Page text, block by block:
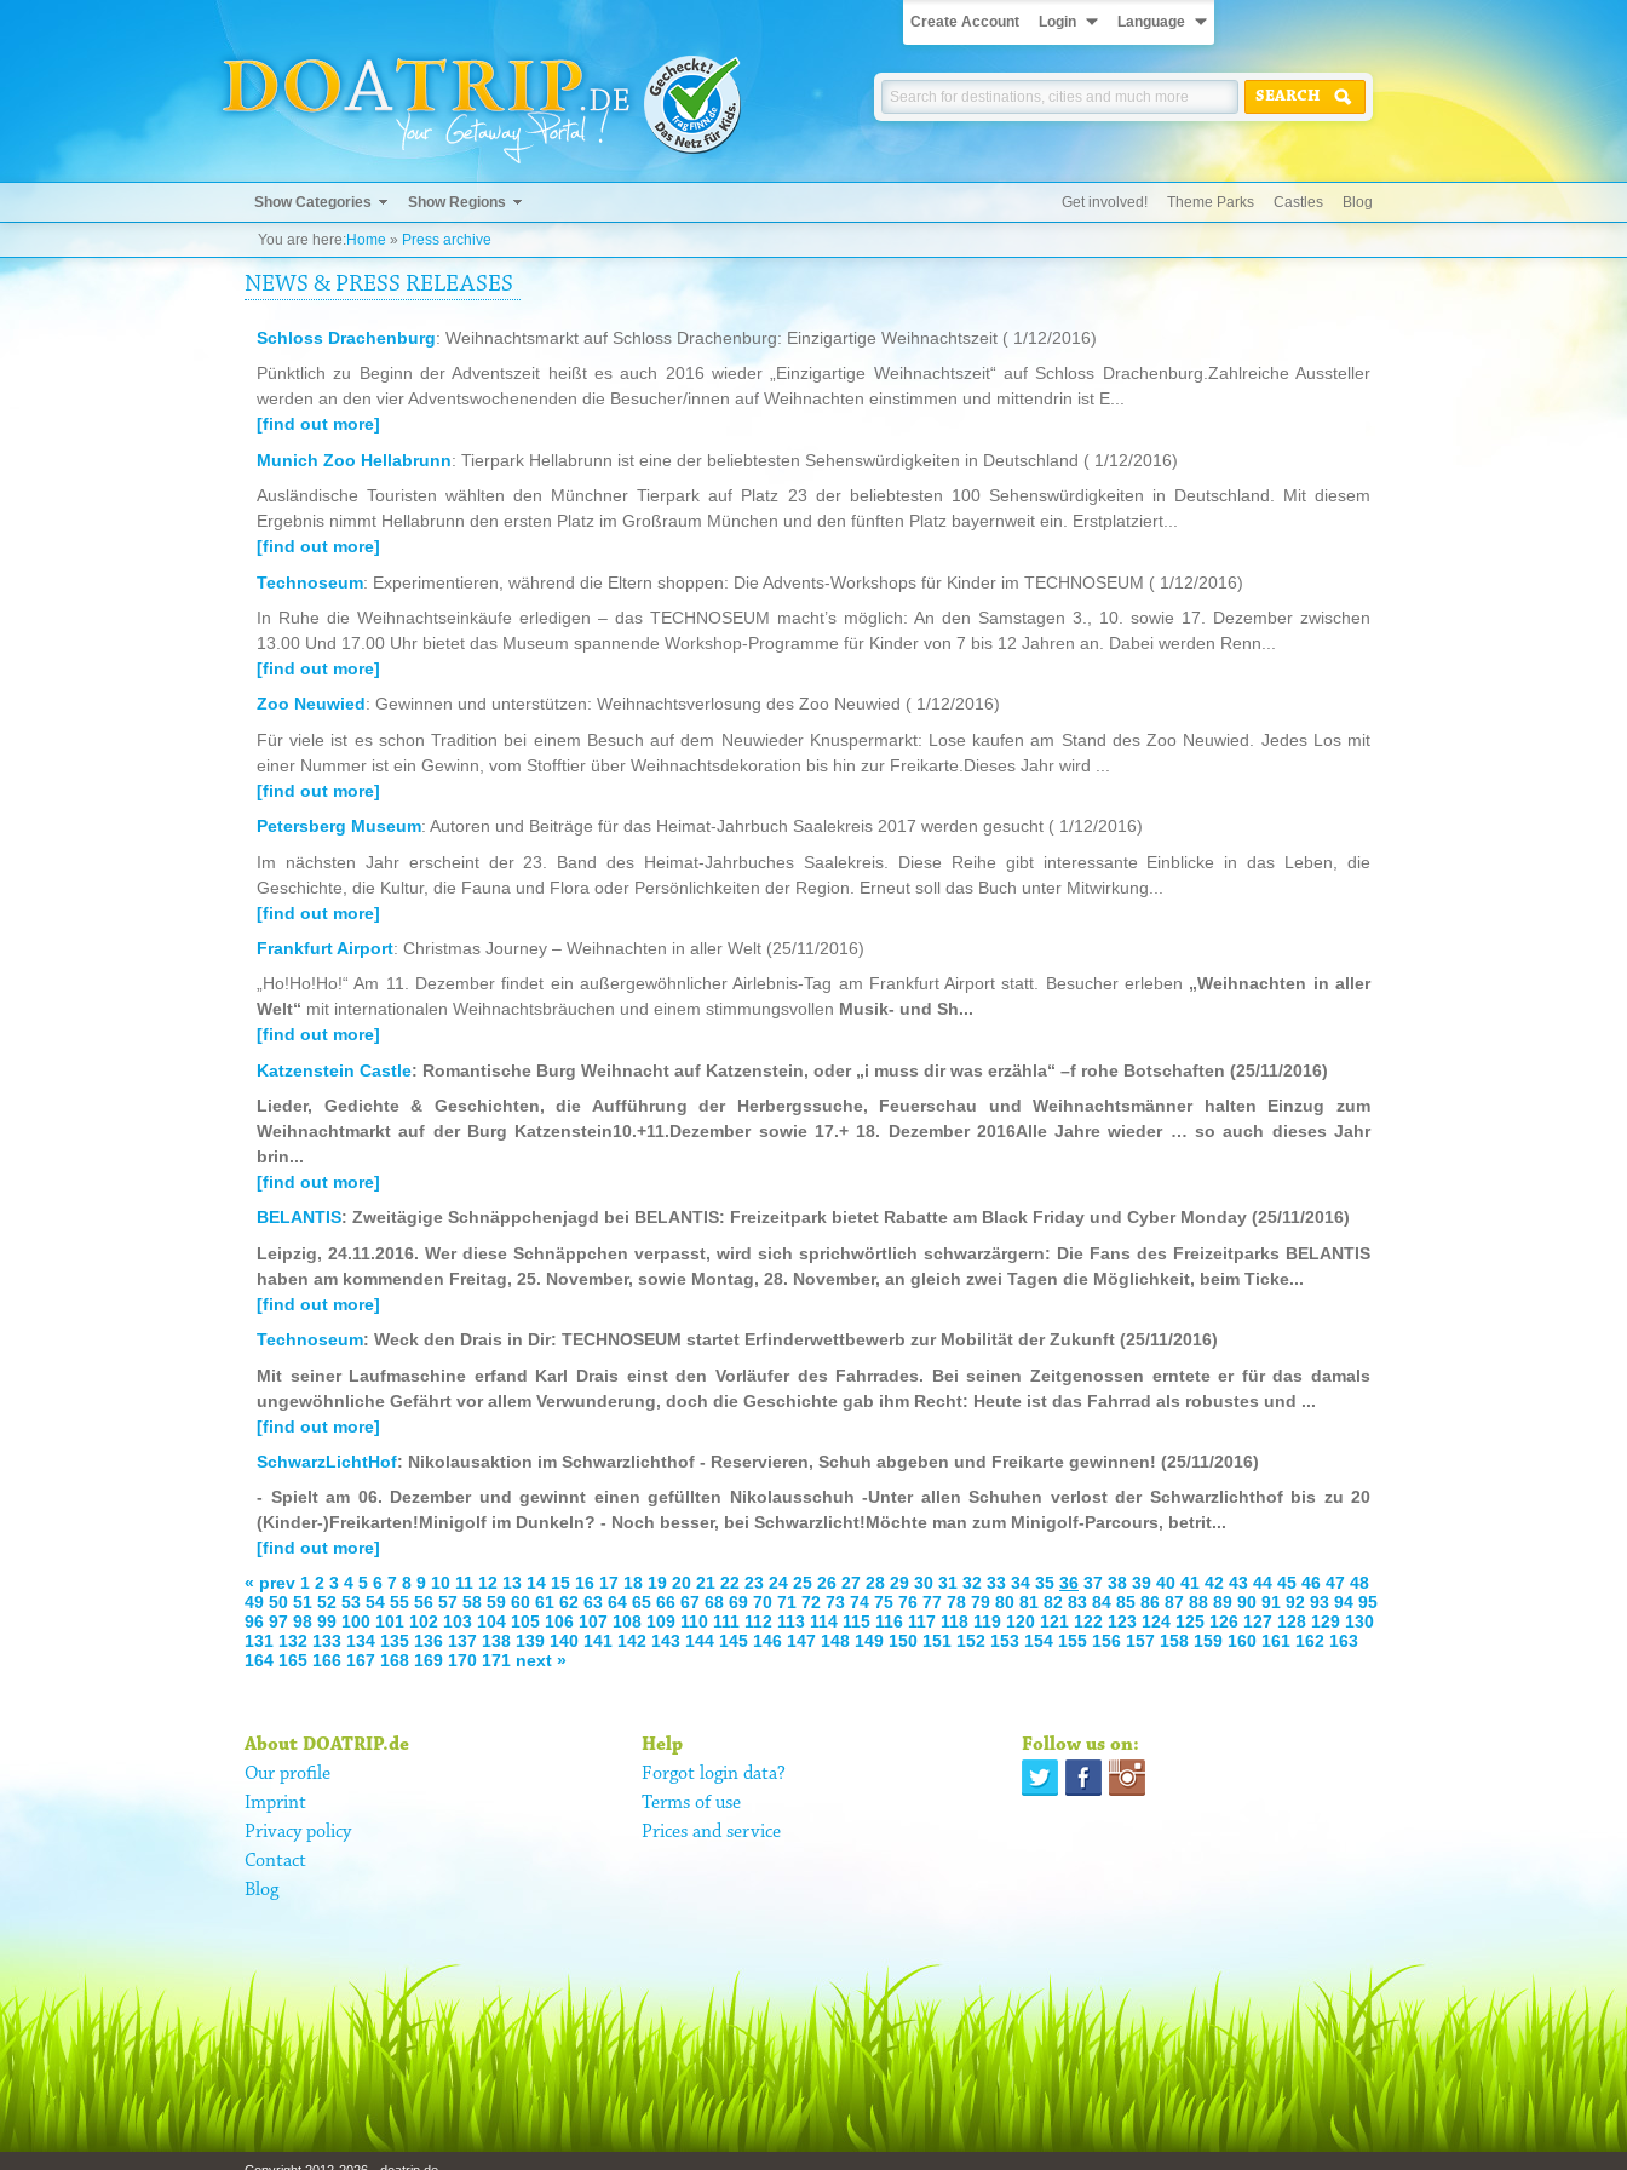
Create Account Login Language
SEARCH
Show Categories Show Regions Get involved! Theme Parks Castles Blog
You are here:Home » Press archive
NEWS & PRESS RELEASES
Schloss Drachenburg: Weihnachtsmarkt auf Schloss Drachenburg: Einzigartige Weihnachtszeit ( 1/12/2016)
Pünktlich zu Beginn der Adventszeit heißt es auch 2016 wieder „Einzigartige Weihnachtszeit“ auf Schloss Drachenburg.Zahlreiche Aussteller
werden an den vier Adventswochenenden die Besucher/innen auf Weihnachten einstimmen und mittendrin ist E...
[find out more]
Munich Zoo Hellabrunn: Tierpark Hellabrunn ist eine der beliebtesten Sehenswürdigkeiten in Deutschland ( 1/12/2016)
Ausländische Touristen wählten den Münchner Tierpark auf Platz 23 der beliebtesten 100 Sehenswürdigkeiten in Deutschland. Mit diesem
Ergebnis nimmt Hellabrunn den ersten Platz im Großraum München und den fünften Platz bayernweit ein. Erstplatziert...
[find out more]
Technoseum: Experimentieren, während die Eltern shoppen: Die Advents-Workshops für Kinder im TECHNOSEUM ( 1/12/2016)
In Ruhe die Weihnachtseinkäufe erledigen – das TECHNOSEUM macht’s möglich: An den Samstagen 3., 10. sowie 17. Dezember zwischen
13.00 Und 17.00 Uhr bietet das Museum spannende Workshop-Programme für Kinder von 7 bis 12 Jahren an. Dabei werden Renn...
[find out more]
Zoo Neuwied: Gewinnen und unterstützen: Weihnachtsverlosung des Zoo Neuwied ( 1/12/2016)
Für viele ist es schon Tradition bei einem Besuch auf dem Neuwieder Knuspermarkt: Lose kaufen am Stand des Zoo Neuwied. Jedes Los mit
einer Nummer ist ein Gewinn, vom Stofftier über Weihnachtsdekoration bis hin zur Freikarte.Dieses Jahr wird ...
[find out more]
Petersberg Museum: Autoren und Beiträge für das Heimat-Jahrbuch Saalekreis 2017 werden gesucht ( 1/12/2016)
Im nächsten Jahr erscheint der 23. Band des Heimat-Jahrbuches Saalekreis. Diese Reihe gibt interessante Einblicke in das Leben, die
Geschichte, die Kultur, die Fauna und Flora oder Persönlichkeiten der Region. Erneut soll das Buch unter Mitwirkung...
[find out more]
Frankfurt Airport: Christmas Journey – Weihnachten in aller Welt (25/11/2016)
„Ho!Ho!Ho!“ Am 11. Dezember findet ein außergewöhnlicher Airlebnis-Tag am Frankfurt Airport statt. Besucher erleben „Weihnachten in aller
Welt“ mit internationalen Weihnachtsbräuchen und einem stimmungsvollen Musik- und Sh...
[find out more]
Katzenstein Castle: Romantische Burg Weihnacht auf Katzenstein, oder „i muss dir was erzähla“ –f rohe Botschaften (25/11/2016)
Lieder, Gedichte & Geschichten, die Aufführung der Herbergssuche, Feuerschau und Weihnachtsmänner halten Einzug zum
Weihnachtmarkt auf der Burg Katzenstein10.+11.Dezember sowie 17.+ 18. Dezember 2016Alle Jahre wieder … so auch dieses Jahr
brin...
[find out more]
BELANTIS: Zweitägige Schnäppchenjagd bei BELANTIS: Freizeitpark bietet Rabatte am Black Friday und Cyber Monday (25/11/2016)
Leipzig, 24.11.2016. Wer diese Schnäppchen verpasst, wird sich sprichwörtlich schwarzärgern: Die Fans des Freizeitparks BELANTIS
haben am kommenden Freitag, 25. November, sowie Montag, 28. November, an gleich zwei Tagen die Möglichkeit, beim Ticke...
[find out more]
Technoseum: Weck den Drais in Dir: TECHNOSEUM startet Erfinderwettbewerb zur Mobilität der Zukunft (25/11/2016)
Mit seiner Laufmaschine erfand Karl Drais einst den Vorläufer des Fahrrades. Bei seinen Zeitgenossen erntete er für das damals
ungewöhnliche Gefährt vor allem Verwunderung, doch die Geschichte gab ihm Recht: Heute ist das Fahrrad als robustes und ...
[find out more]
SchwarzLichtHof: Nikolausaktion im Schwarzlichthof - Reservieren, Schuh abgeben und Freikarte gewinnen! (25/11/2016)
- Spielt am 06. Dezember und gewinnt einen gefüllten Nikolausschuh -Unter allen Schuhen verlost der Schwarzlichthof bis zu 20
(Kinder-)Freikarten!Minigolf im Dunkeln? - Noch besser, bei Schwarzlicht!Möchte man zum Minigolf-Parcours, betrit...
[find out more]
« prev 1 2 3 4 5 6 7 8 9 10 11 12 13 14 15 16 17 18 19 20 21 22 23 24 25 26 27 28 29 30 31 32 33 34 35 36 37 38 39 40 41 42 43 44 45 46 47 48
49 50 51 52 53 54 55 56 57 58 59 60 61 62 63 64 65 66 67 68 69 70 71 72 73 74 75 76 77 78 79 80 81 82 83 84 85 86 87 88 89 90 91 92 93 94 95
96 97 98 99 100 101 102 103 104 105 106 107 108 109 110 111 112 113 114 115 116 117 118 119 120 121 122 123 124 125 126 127 128 129 130
131 132 133 134 135 136 137 138 139 140 141 142 143 144 145 146 147 148 149 150 151 152 153 154 155 156 157 158 159 160 161 162 163
164 165 166 167 168 169 170 171 next »
About DOATRIP.de
Our profile
Imprint
Privacy policy
Contact
Blog
Help
Forgot login data?
Terms of use
Prices and service
Follow us on: